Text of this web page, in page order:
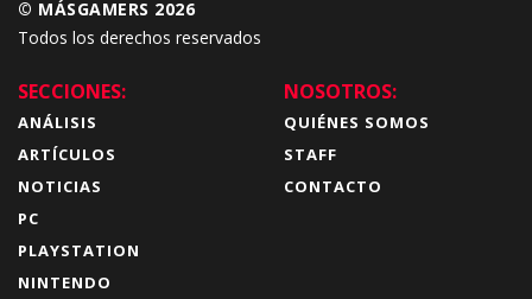
© MÁSGAMERS 2026
SECCIONES:
ANÁLISIS
ARTÍCULOS
NOTICIAS
PC
PLAYSTATION
NOSOTROS:
QUIÉNES SOMOS
STAFF